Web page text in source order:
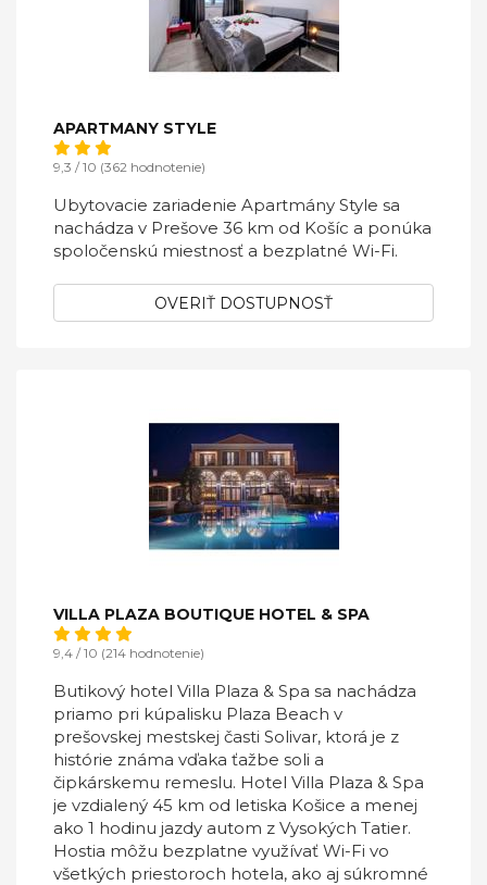
APARTMANY STYLE
9,3 / 10 (362 hodnotenie)
Ubytovacie zariadenie Apartmány Style sa
nachádza v Prešove 36 km od Košíc a ponúka
spoločenskú miestnosť a bezplatné Wi-Fi.
OVERIŤ DOSTUPNOSŤ
VILLA PLAZA BOUTIQUE HOTEL & SPA
9,4 / 10 (214 hodnotenie)
Butikový hotel Villa Plaza & Spa sa nachádza
priamo pri kúpalisku Plaza Beach v
prešovskej mestskej časti Solivar, ktorá je z
histórie známa vďaka ťažbe soli a
čipkárskemu remeslu. Hotel Villa Plaza & Spa
je vzdialený 45 km od letiska Košice a menej
ako 1 hodinu jazdy autom z Vysokých Tatier.
Hostia môžu bezplatne využívať Wi-Fi vo
všetkých priestoroch hotela, ako aj súkromné